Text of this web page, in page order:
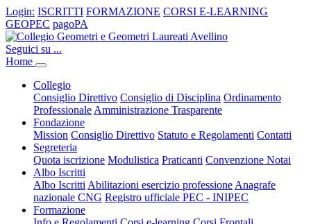
Login: ISCRITTI FORMAZIONE CORSI E-LEARNING
GEOPEC pagoPA
Seguici su ...
Home
Collegio
Consiglio Direttivo Consiglio di Disciplina Ordinamento
Professionale Amministrazione Trasparente
Fondazione
Mission Consiglio Direttivo Statuto e Regolamenti Contatti
Segreteria
Quota iscrizione Modulistica Praticanti Convenzione Notai
Albo Iscritti
Albo Iscritti Abilitazioni esercizio professione Anagrafe
nazionale CNG Registro ufficiale PEC - INIPEC
Formazione